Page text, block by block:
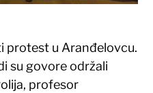
protest u Aranđelovcu.
su govore održali
profesor